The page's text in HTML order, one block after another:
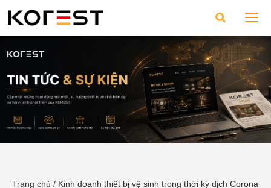
Trang chủ / Kinh doanh thiết bị vệ sinh trong thời kỳ dịch Corona